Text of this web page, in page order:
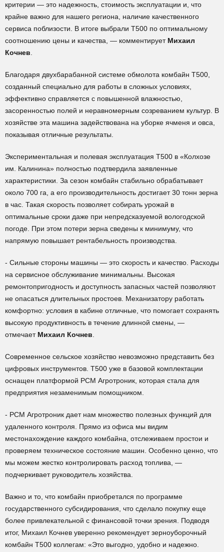
критерии — это надежность, стоимость эксплуатации и, что
крайне важно для нашего региона, наличие качественного
сервиса поблизости. В итоге выбрали Т500 по оптимальному
соотношению цены и качества, — комментирует Михаил
Кочнев
Благодаря двухбарабанной системе обмолота комбайн Т500,
созданный специально для работы в сложных условиях,
эффективно справляется с повышенной влажностью,
засоренностью полей и неравномерным созреванием культур. В
хозяйстве эта машина задействована на уборке ячменя и овса,
показывая отличные результаты.
Экспериментальная и полевая эксплуатация Т500 в «Колхозе
им. Калинина» полностью подтвердила заявленные
характеристики. За сезон комбайн стабильно обрабатывает
около 700 га, а его производительность достигает 30 тонн зерна
в час. Такая скорость позволяет собирать урожай в
оптимальные сроки даже при непредсказуемой вологодской
погоде. При этом потери зерна сведены к минимуму, что
напрямую повышает рентабельность производства.
- Сильные стороны машины — это скорость и качество. Расходы
на сервисное обслуживание минимальны. Высокая
ремонтопригодность и доступность запасных частей позволяют
не опасаться длительных простоев. Механизатору работать
комфортно: условия в кабине отличные, что помогает сохранять
высокую продуктивность в течение длинной смены, —
отмечает Михаил Кочнев
Современное сельское хозяйство невозможно представить без
цифровых инструментов. Т500 уже в базовой комплектации
оснащен платформой РСМ Агротроник, которая стала для
предприятия незаменимым помощником.
- РСМ Агротроник дает нам множество полезных функций для
удаленного контроля. Прямо из офиса мы видим
местонахождение каждого комбайна, отслеживаем простои и
проверяем техническое состояние машин. Особенно ценно, что
мы можем жестко контролировать расход топлива, —
подчеркивает руководитель хозяйства.
Важно и то, что комбайн приобретался по программе
государственного субсидирования, что сделало покупку еще
более привлекательной с финансовой точки зрения. Подводя
итог, Михаил Кочнев уверенно рекомендует зерноуборочный
комбайн Т500 коллегам: «Это выгодно, удобно и надежно.